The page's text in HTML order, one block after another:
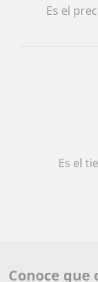
Es el
Es el
Conoce que